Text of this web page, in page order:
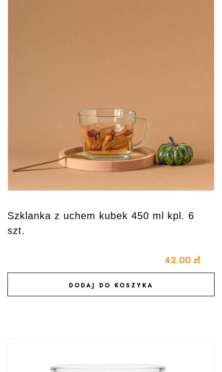
Szklanka z uchem kubek 450 ml kpl. 6
szt.
42.00 zł
DODAJ DO KOSZYKA
DODAJ DO ULUBIONYCH